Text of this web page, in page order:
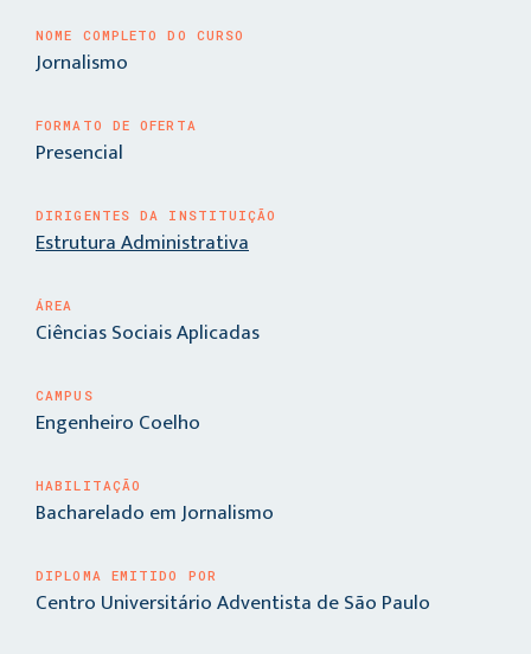
NOME COMPLETO DO CURSO
Jornalismo
FORMATO DE OFERTA
Presencial
DIRIGENTES DA INSTITUIÇÃO
Estrutura Administrativa
ÁREA
Ciências Sociais Aplicadas
CAMPUS
Engenheiro Coelho
HABILITAÇÃO
Bacharelado em Jornalismo
DIPLOMA EMITIDO POR
Centro Universitário Adventista de São Paulo